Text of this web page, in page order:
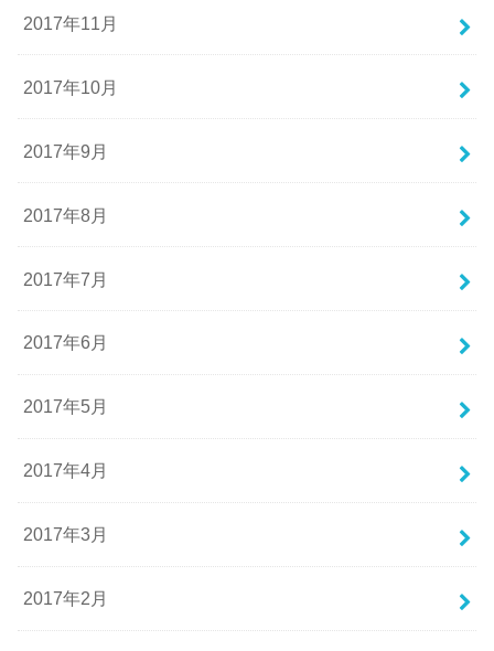
2017年11月
2017年10月
2017年9月
2017年8月
2017年7月
2017年6月
2017年5月
2017年4月
2017年3月
2017年2月